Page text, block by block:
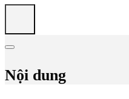
Nội dung